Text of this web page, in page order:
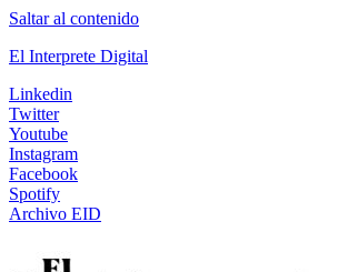
Saltar al contenido
El Interprete Digital
Linkedin
Twitter
Youtube
Instagram
Facebook
Spotify
Archivo EID